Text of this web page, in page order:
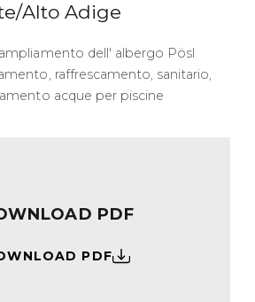
Alto Adige
dell' albergo Pösl
raffrescamento, sanitario,
acque per piscine
PDF
PDF